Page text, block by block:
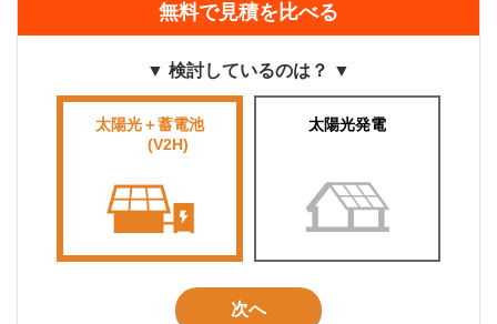
無料で見積を比べる
▼ 検討しているのは？ ▼
太陽光＋蓄電池
(V2H)
太陽光発電
次へ